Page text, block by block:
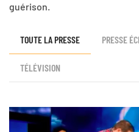
guérison.
TOUTE LA PRESSE PRESSE
TÉLÉVISION